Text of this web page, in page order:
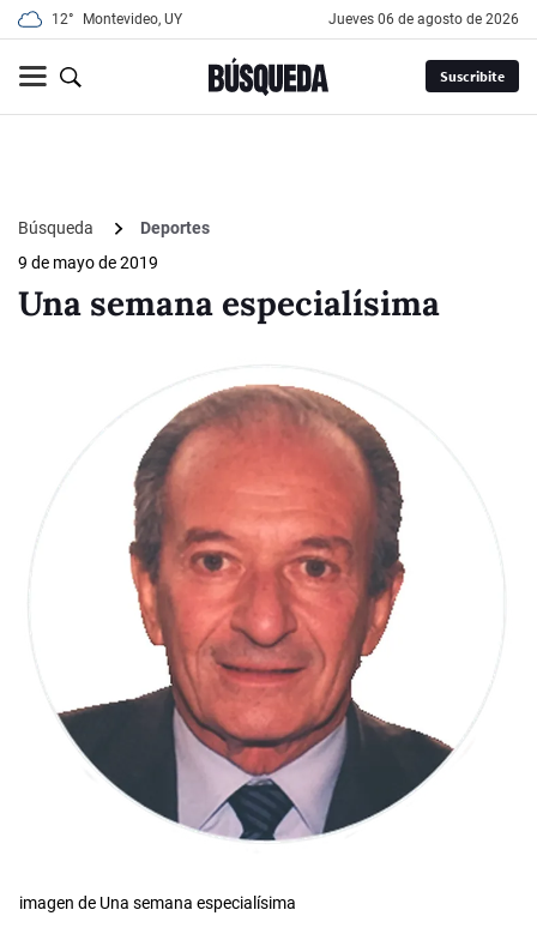
12° Montevideo, UY jueves 06 de agosto de 2026
Suscribite
Búsqueda
Deportes
9 de mayo de 2019
Una semana especialísima
imagen de Una semana especialísima